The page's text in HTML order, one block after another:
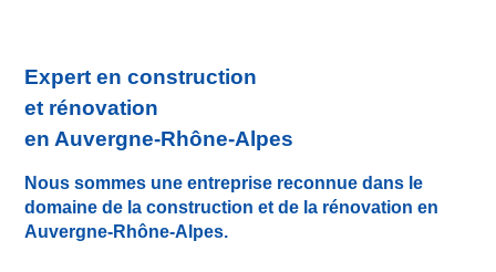
Expert en construction
et rénovation
en Auvergne-Rhône-Alpes
Nous sommes une entreprise reconnue dans le
domaine de la construction et de la rénovation en
Auvergne-Rhône-Alpes.